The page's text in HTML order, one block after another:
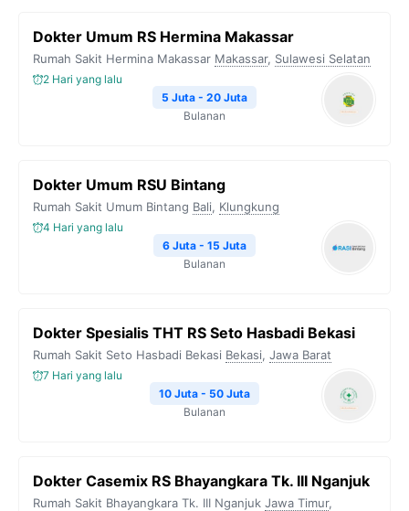
Dokter Umum RS Hermina Makassar
Rumah Sakit Hermina Makassar Makassar, Sulawesi Selatan
2 Hari yang lalu
5 Juta - 20 Juta
Bulanan
Dokter Umum RSU Bintang
Rumah Sakit Umum Bintang Bali, Klungkung
4 Hari yang lalu
6 Juta - 15 Juta
Bulanan
Dokter Spesialis THT RS Seto Hasbadi Bekasi
Rumah Sakit Seto Hasbadi Bekasi Bekasi, Jawa Barat
7 Hari yang lalu
10 Juta - 50 Juta
Bulanan
Dokter Casemix RS Bhayangkara Tk. III Nganjuk
Rumah Sakit Bhayangkara Tk. III Nganjuk Jawa Timur,